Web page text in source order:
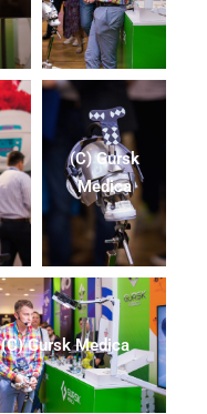
(C) Gursk
Medica
(C) Gursk Medica